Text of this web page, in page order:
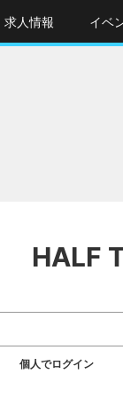
求人情報 イベ
HALF
個人でログイン